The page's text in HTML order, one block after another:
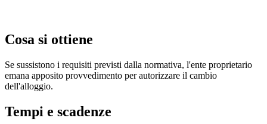
Cosa si ottiene
Se sussistono i requisiti previsti dalla normativa, l'ente proprietario
emana apposito provvedimento per autorizzare il cambio
dell'alloggio.
Tempi e scadenze